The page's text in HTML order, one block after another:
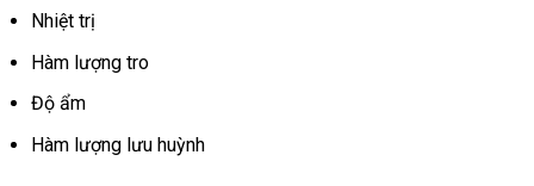
Nhiệt trị
Hàm lượng tro
Độ ẩm
Hàm lượng lưu huỳnh